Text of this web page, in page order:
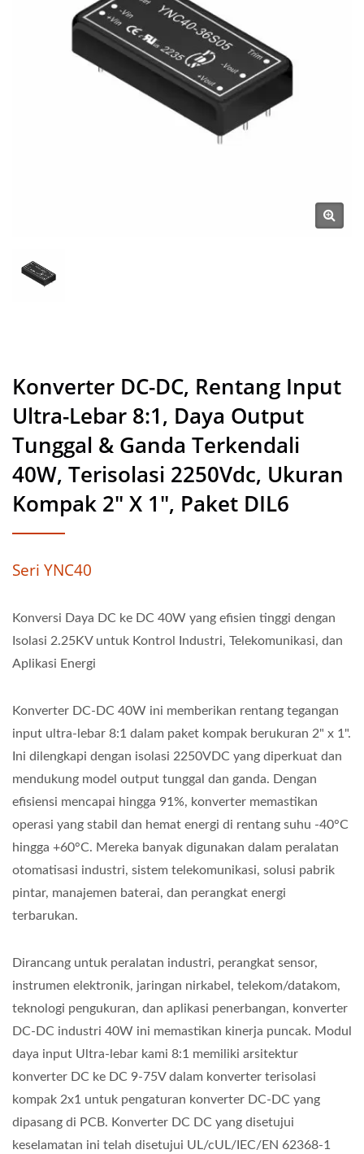
DEAN SCIENTIFIC CO., LTD.
Konverter DC-DC, Rentang Input
Ultra-Lebar 8:1, Daya Output
Tunggal & Ganda Terkendali
40W, Terisolasi 2250Vdc, Ukuran
Kompak 2" X 1", Paket DIL6
Seri YNC40
Konversi Daya DC ke DC 40W yang efisien tinggi dengan
Isolasi 2.25KV untuk Kontrol Industri, Telekomunikasi, dan
Aplikasi Energi
Konverter DC-DC 40W ini memberikan rentang tegangan
input ultra-lebar 8:1 dalam paket kompak berukuran 2" x 1".
Ini dilengkapi dengan isolasi 2250VDC yang diperkuat dan
mendukung model output tunggal dan ganda. Dengan
efisiensi mencapai hingga 91%, konverter memastikan
operasi yang stabil dan hemat energi di rentang suhu -40°C
hingga +60°C. Mereka banyak digunakan dalam peralatan
otomatisasi industri, sistem telekomunikasi, solusi pabrik
pintar, manajemen baterai, dan perangkat energi
terbarukan.
Dirancang untuk peralatan industri, perangkat sensor,
instrumen elektronik, jaringan nirkabel, telekom/datakom,
teknologi pengukuran, dan aplikasi penerbangan, konverter
DC-DC industri 40W ini memastikan kinerja puncak. Modul
daya input Ultra-lebar kami 8:1 memiliki arsitektur
konverter DC ke DC 9-75V dalam konverter terisolasi
kompak 2x1 untuk pengaturan konverter DC-DC yang
dipasang di PCB. Konverter DC DC yang disetujui
keselamatan ini telah disetujui UL/cUL/IEC/EN 62368-1